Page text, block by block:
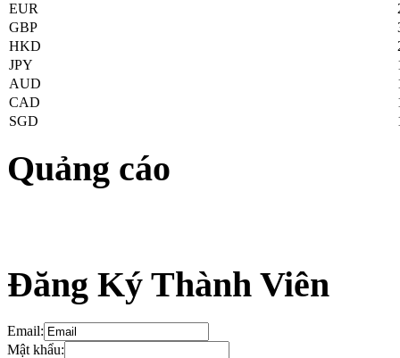
EUR
GBP
HKD
JPY
AUD
CAD
SGD
Quảng cáo
Đăng Ký Thành Viên
Email:
Mật khẩu: